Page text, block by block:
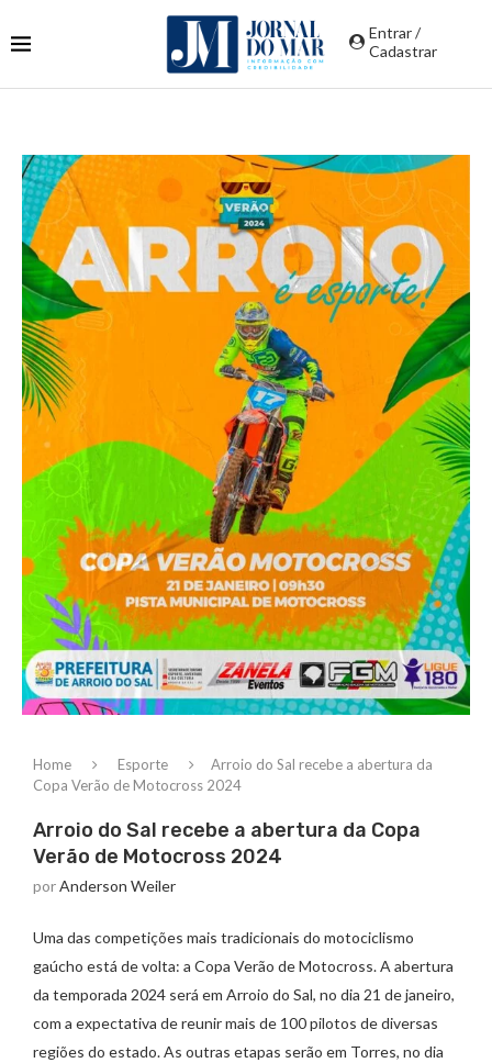
Entrar /
Cadastrar
Home Esporte
Arroio do Sal recebe a abertura da
Copa Verão de Motocross 2024
Arroio do Sal recebe a abertura da Copa
Verão de Motocross 2024
porAnderson Weiler
Uma das competições mais tradicionais do motociclismo
gaúcho está de volta: a Copa Verão de Motocross. A abertura
da temporada 2024 será em Arroio do Sal, no dia 21 de janeiro,
com a expectativa de reunir mais de 100 pilotos de diversas
regiões do estado. As outras etapas serão em Torres, no dia